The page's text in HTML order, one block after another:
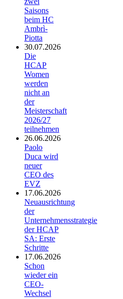
Saisons
beim HC
Ambrì-
Piotta
30.07.2026
Die
HCAP
Women
werden
nicht an
der
Meisterschaft
2026/27
teilnehmen
26.06.2026
Paolo
Duca wird
neuer
CEO des
EVZ
17.06.2026
Neuausrichtung
der
Unternehmensstrategie
der HCAP
SA: Erste
Schritte
17.06.2026
Schon
wieder ein
CEO-
Wechsel